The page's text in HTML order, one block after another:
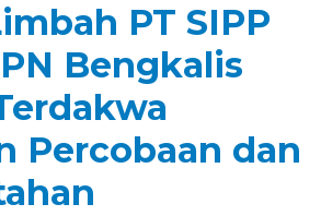
PT SIPP
Bengkalis
Percobaan dan